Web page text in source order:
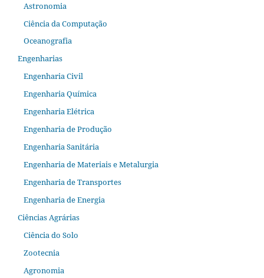
Astronomia
Ciência da Computação
Oceanografia
Engenharias
Engenharia Civil
Engenharia Química
Engenharia Elétrica
Engenharia de Produção
Engenharia Sanitária
Engenharia de Materiais e Metalurgia
Engenharia de Transportes
Engenharia de Energia
Ciências Agrárias
Ciência do Solo
Zootecnia
Agronomia